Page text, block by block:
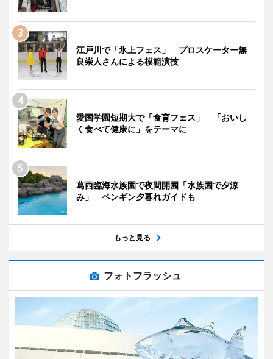
江戸川で「氷上フェス」 プロスケーター無
良崇人さんによる模範演技
愛国学園短期大で「食育フェス」 「おいし
く食べて健康に」をテーマに
葛西臨海水族園で夜間開園「水族園で夕涼
み」 ペンギン夕暮れガイドも
もっと見る
フォトフラッシュ